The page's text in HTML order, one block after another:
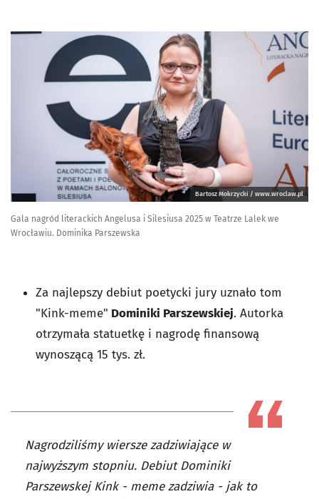
Bartosz Mokrzycki / www.wroclaw.pl
Gala nagród literackich Angelusa i Silesiusa 2025 w Teatrze Lalek we
Wrocławiu. Dominika Parszewska
Za najlepszy debiut poetycki jury uznało tom
"Kink-meme" Dominiki Parszewskiej. Autorka
otrzymała statuetkę i nagrodę finansową
wynoszącą 15 tys. zł.
Nagrodziliśmy wiersze zadziwiające w
najwyższym stopniu. Debiut Dominiki
Parszewskej Kink - meme zadziwia - jak to